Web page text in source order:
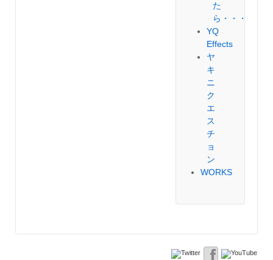
た
ら・・・
YQ
Effects
ヤ
キ
ニ
ク
エ
ス
チ
ョ
ン
WORKS